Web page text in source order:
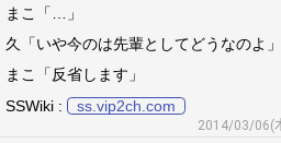
まこ「…」
久「いや今のは先輩としてどうなのよ」
まこ「反省します」
SSWiki :
ss.vip2ch.com
2014/03/06(